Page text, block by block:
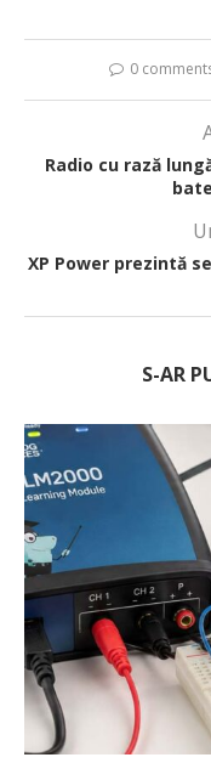
0
Radio cu rază
XP Power prezintă
S-AR